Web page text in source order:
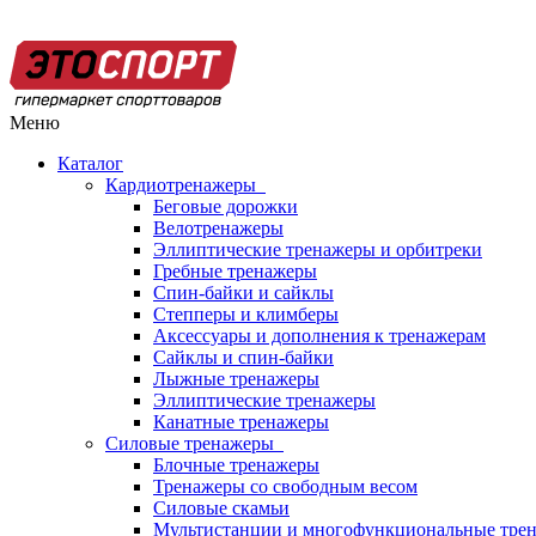
Меню
Каталог
Кардиотренажеры
Беговые дорожки
Велотренажеры
Эллиптические тренажеры и орбитреки
Гребные тренажеры
Спин-байки и сайклы
Степперы и климберы
Аксессуары и дополнения к тренажерам
Сайклы и спин-байки
Лыжные тренажеры
Эллиптические тренажеры
Канатные тренажеры
Силовые тренажеры
Блочные тренажеры
Тренажеры со свободным весом
Силовые скамьи
Мультистанции и многофункциональные